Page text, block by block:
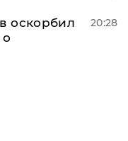
оскорбил
20:28